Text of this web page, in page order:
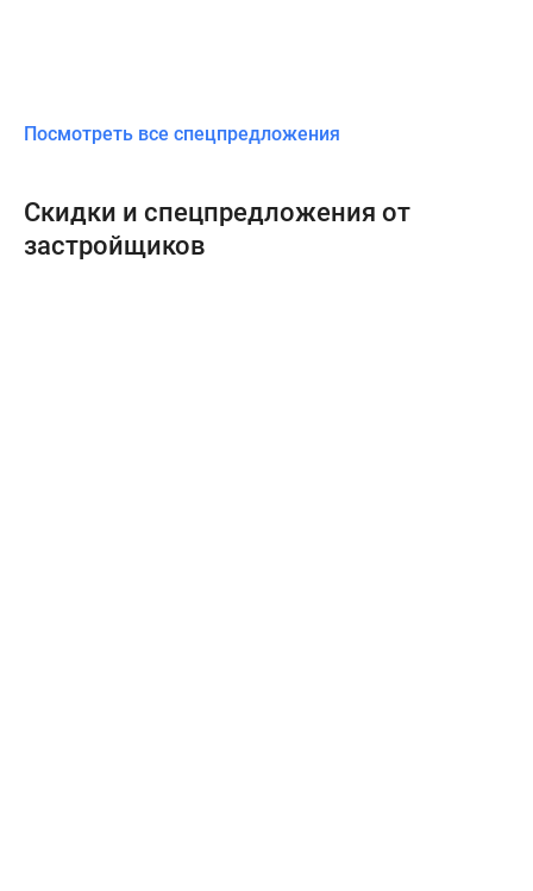
Посмотреть все спецпредложения
Скидки и спецпредложения от
застройщиков